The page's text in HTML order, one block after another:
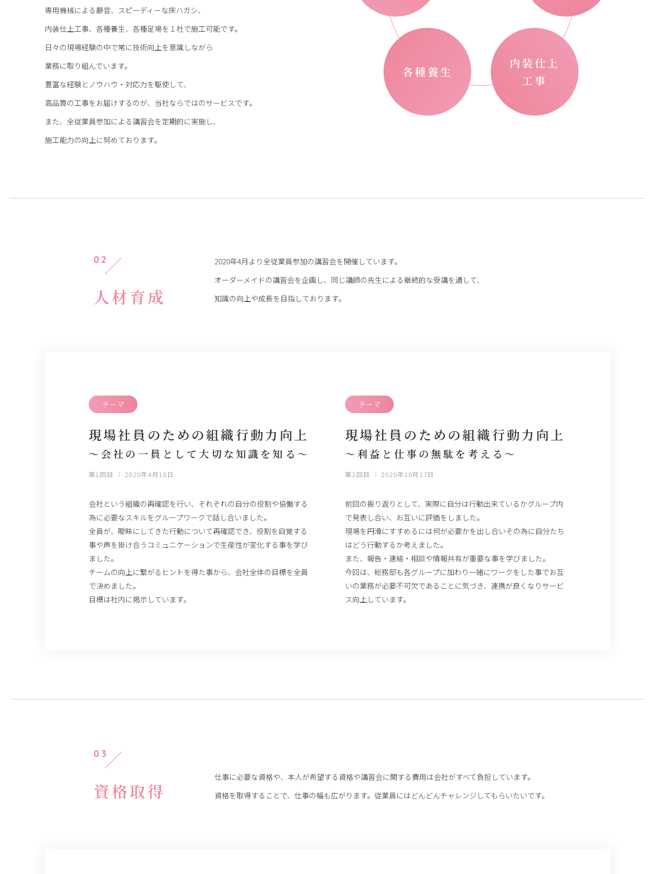
専用機械による静音、スピーディーな床ハガシ、
内装仕上工事、各種養生、各種足場を１社で施工可能です。
日々の現場経験の中で常に技術向上を意識しながら
業務に取り組んでいます。
豊富な経験とノウハウ・対応力を駆使して、
高品質の工事をお届けするのが、当社ならではのサービスです。
また、全従業員参加による講習会を定期的に実施し、
施工能力の向上に努めております。
内装仕上
工事
各種養生
02
人材育成
2020年4月より全従業員参加の講習会を開催しています。
オーダーメイドの講習会を企画し、同じ講師の先生による継続的な受講を通して、
知識の向上や成長を目指しております。
テーマ
現場社員のための組織行動力向上
～会社の一員として大切な知識を知る～
第1回目 ： 2020年4月18日
会社という組織の再確認を行い、それぞれの自分の役割や協働する
為に必要なスキルをグループワークで話し合いました。
全員が、曖昧にしてきた行動について再確認でき、役割を自覚する
事や声を掛け合うコミュニケーションで生産性が変化する事を学び
ました。
チームの向上に繋がるヒントを得た事から、会社全体の目標を全員
で決めました。
目標は社内に掲示しています。
テーマ
現場社員のための組織行動力向上
～利益と仕事の無駄を考える～
第2回目 ： 2020年10月17日
前回の振り返りとして、実際に自分は行動出来ているかグループ内
で発表し合い、お互いに評価をしました。
現場を円滑にすすめるには何が必要かを出し合いその為に自分たち
はどう行動するか考えました。
また、報告・連絡・相談や情報共有が重要な事を学びました。
今回は、総務部も各グループに加わり一緒にワークをした事でお互
いの業務が必要不可欠であることに気づき、連携が良くなりサービ
ス向上しています。
03
資格取得
仕事に必要な資格や、本人が希望する資格や講習会に関する費用は会社がすべて負担しています。
資格を取得することで、仕事の幅も広がります。従業員にはどんどんチャレンジしてもらいたいです。